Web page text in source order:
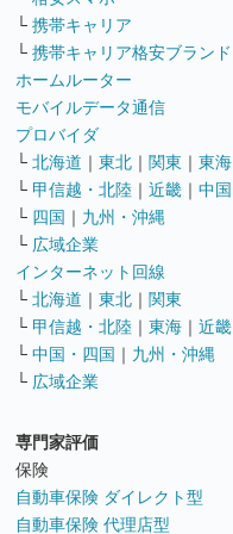
└ 携帯キャリア
└ 携帯キャリア格安ブランド
ホームルーター
モバイルデータ通信
プロバイダ
└ 北海道 ｜ 東北 ｜ 関東 ｜ 東海
└ 甲信越・北陸 ｜ 近畿 ｜ 中国
└ 四国 ｜ 九州・沖縄
└ 広域企業
インターネット回線
└ 北海道 ｜ 東北 ｜ 関東
└ 甲信越・北陸 ｜ 東海 ｜ 近畿
└ 中国・四国 ｜ 九州・沖縄
└ 広域企業
専門家評価
保険
自動車保険 ダイレクト型
自動車保険 代理店型